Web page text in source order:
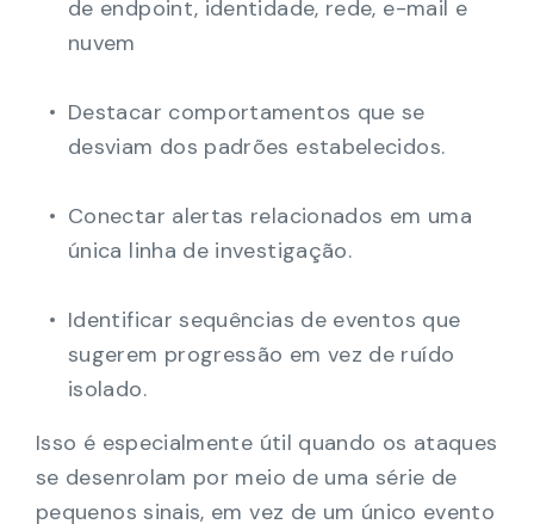
de endpoint, identidade, rede, e-mail e
nuvem
Destacar comportamentos que se
desviam dos padrões estabelecidos.
Conectar alertas relacionados em uma
única linha de investigação.
Identificar sequências de eventos que
sugerem progressão em vez de ruído
isolado.
Isso é especialmente útil quando os ataques
se desenrolam por meio de uma série de
pequenos sinais, em vez de um único evento